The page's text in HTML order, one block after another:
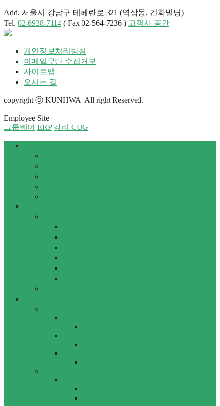
Add. 서울시 강남구 테헤란로 321 (역삼동, 건화빌딩)
Tel. 02-6938-7114 ( Fax 02-564-7236 ) 고객사 공간
개인정보처리방침
이메일무단 수집거부
사이트맵
오시는 길
copyright ⓒ KUNHWA. All right Reserved.
Employee Site
그룹웨어 ERP 감리 CUG